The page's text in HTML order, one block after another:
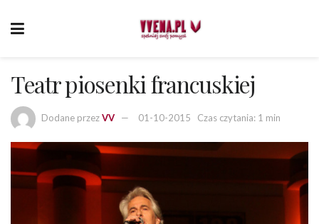
Teatr piosenki francuskiej
Dodane przezVV 01-10-2015 Czas czytania: 1 min